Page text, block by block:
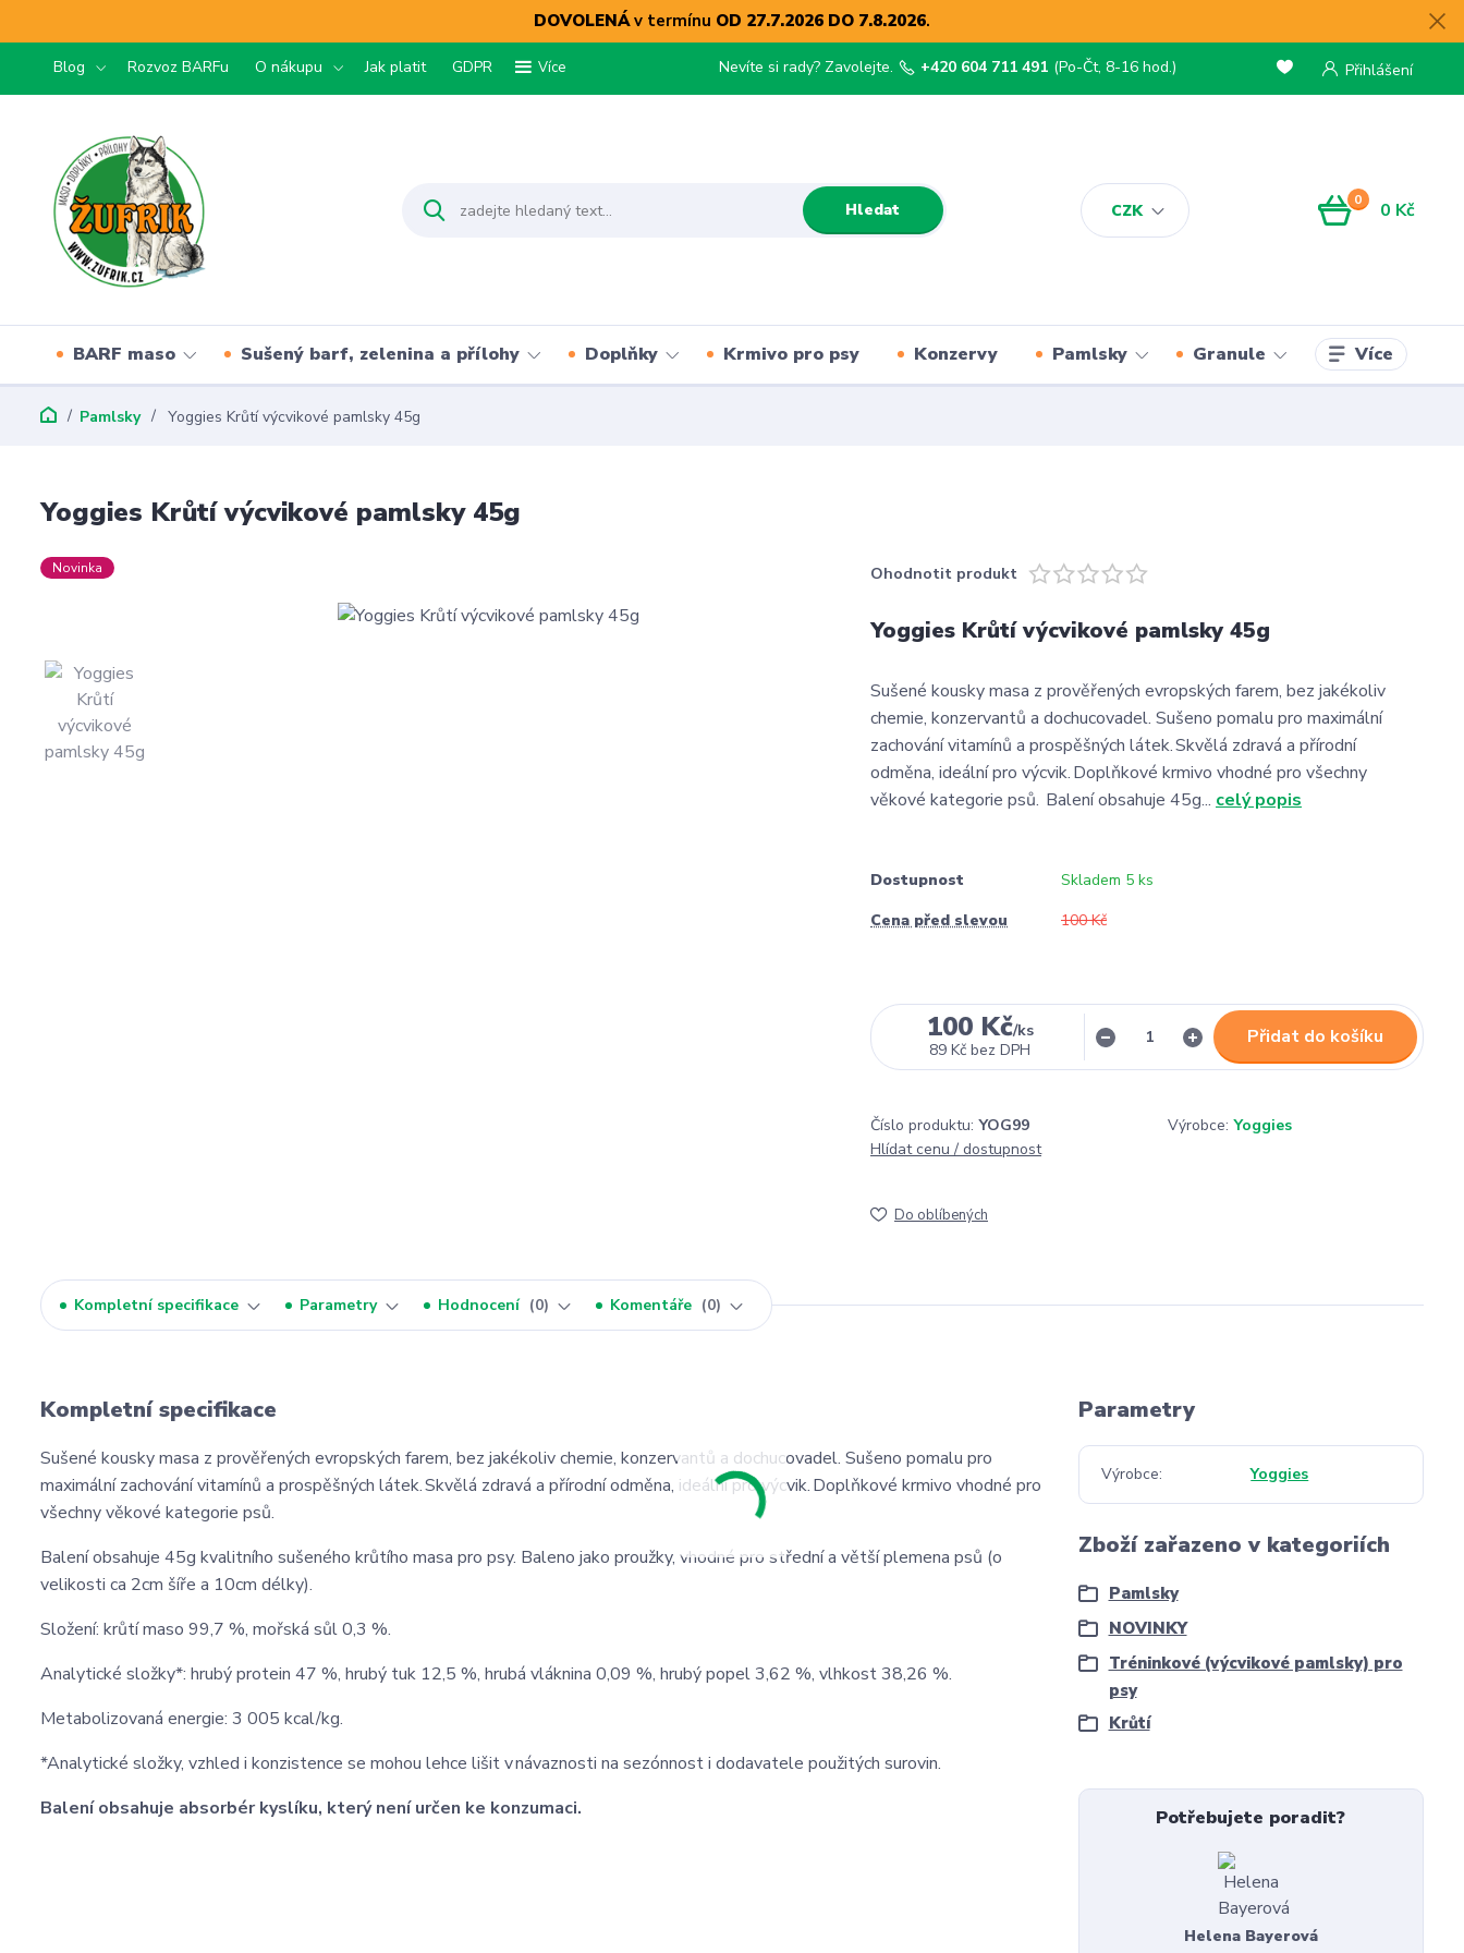
DOVOLENÁv termínu OD 27.7.2026 DO 7.8.2026.
Blog Rozvoz BARFu O nákupu Jak platit GDPR Více
CZK
Přihlášení
Hledat
Nevíte si rady? Zavolejte. +420 604 711 491 (Po-Čt, 8-16 hod.)
0 0 Kč
BARF maso Sušený barf, zelenina a přílohy Doplňky Krmivo pro psy Konzervy Pamlsky Granule Více
Pamlsky Yoggies Krůtí výcvikové pamlsky 45g
Yoggies Krůtí výcvikové pamlsky 45g
Novinka Ohodnotit produkt
Yoggies Krůtí výcvikové pamlsky 45g
Sušené kousky masa z prověřených evropských farem, bez jakékoliv
chemie, konzervantů a dochucovadel. Sušeno pomalu pro maximální
zachování vitamínů a prospěšných látek. Skvělá zdravá a přírodní
odměna, ideální pro výcvik. Doplňkové krmivo vhodné pro všechny
věkové kategorie psů. Balení obsahuje 45g... celý popis
Dostupnost
Skladem 5 ks
Cena před slevou
100 Kč
100 Kč/ks
89 Kč bez DPH
Přidat do košíku
Číslo produktu: YOG99 Výrobce: Yoggies
Hlídat cenu / dostupnost
Do oblíbených
Kompletní specifikace Parametry Hodnocení 0 Komentáře 0
Kompletní specifikace
Sušené kousky masa z prověřených evropských farem, bez jakékoliv chemie, konzervantů a dochucovadel. Sušeno pomalu pro
maximální zachování vitamínů a prospěšných látek. Skvělá zdravá a přírodní odměna, ideální pro výcvik. Doplňkové krmivo vhodné pro
všechny věkové kategorie psů.
Balení obsahuje 45g kvalitního sušeného krůtího masa pro psy. Baleno jako proužky, vhodné pro střední a větší plemena psů (o
velikosti ca 2cm šíře a 10cm délky).
Složení: krůtí maso 99,7 %, mořská sůl 0,3 %.
Analytické složky*: hrubý protein 47 %, hrubý tuk 12,5 %, hrubá vláknina 0,09 %, hrubý popel 3,62 %, vlhkost 38,26 %.
Metabolizovaná energie: 3 005 kcal/kg.
*Analytické složky, vzhled i konzistence se mohou lehce lišit v návaznosti na sezónnost i dodavatele použitých surovin.
Balení obsahuje absorbér kyslíku, který není určen ke konzumaci.
Parametry
Výrobce Yoggies
Zboží zařazeno v kategoriích
Pamlsky
NOVINKY
Tréninkové (výcvikové pamlsky) pro
psy
Krůtí
Potřebujete poradit?
Helena Bayerová